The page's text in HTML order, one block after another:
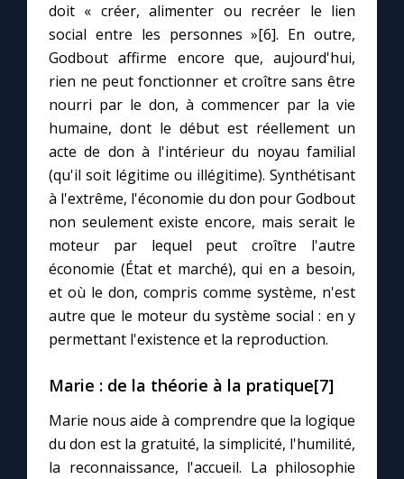
doit « créer, alimenter ou recréer le lien
social entre les personnes »[6]. En outre,
Godbout affirme encore que, aujourd'hui,
rien ne peut fonctionner et croître sans être
nourri par le don, à commencer par la vie
humaine, dont le début est réellement un
acte de don à l'intérieur du noyau familial
(qu'il soit légitime ou illégitime). Synthétisant
à l'extrême, l'économie du don pour Godbout
non seulement existe encore, mais serait le
moteur par lequel peut croître l'autre
économie (État et marché), qui en a besoin,
et où le don, compris comme système, n'est
autre que le moteur du système social : en y
permettant l'existence et la reproduction.
Marie : de la théorie à la pratique[7]
Marie nous aide à comprendre que la logique
du don est la gratuité, la simplicité, l'humilité,
la reconnaissance, l'accueil. La philosophie